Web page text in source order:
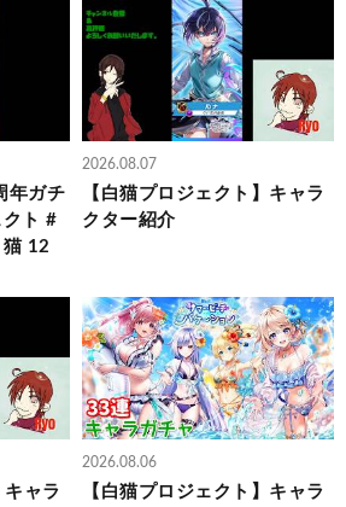
年ガチ
クト #
12
2026.08.07
【白猫プロジェクト】キャラ
クター紹介
キャラ
2026.08.06
【白猫プロジェクト】キャラ